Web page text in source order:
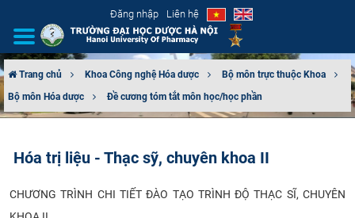
Đăng nhập Liên hệ
GIỚI THIỆU
Trang chủ Khoa Công nghệ Hóa dược
Bộ môn trực thuộc Khoa
Bộ môn Hóa dược
Đề cương tóm tắt môn học/học phần
Hóa trị liệu - Thạc sỹ, chuyên khoa II
CHƯƠNG TRÌNH CHI TIẾT ĐÀO TẠO TRÌNH ĐỘ THẠC SĨ, CHUYÊN